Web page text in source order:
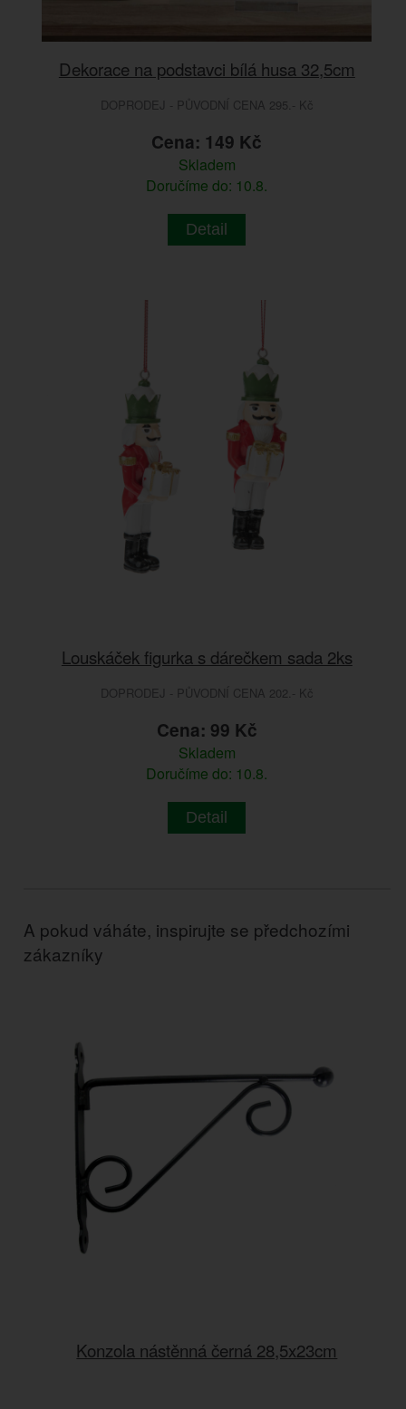
Dekorace na podstavci bílá husa 32,5cm
DOPRODEJ - PŮVODNÍ CENA 295.- Kč
Cena: 149 Kč
Skladem
Doručíme do: 10.8.
Detail
Louskáček figurka s dárečkem sada 2ks
DOPRODEJ - PŮVODNÍ CENA 202.- Kč
Cena: 99 Kč
Skladem
Doručíme do: 10.8.
Detail
A pokud váháte, inspirujte se předchozími
zákazníky
Konzola nástěnná černá 28,5x23cm